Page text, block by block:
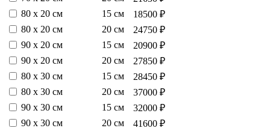
80 х 20 см
15 см
18500 ₽
80 х 20 см
20 см
24750 ₽
90 х 20 см
15 см
20900 ₽
90 х 20 см
20 см
27850 ₽
80 х 30 см
15 см
28450 ₽
80 х 30 см
20 см
37000 ₽
90 х 30 см
15 см
32000 ₽
90 х 30 см
20 см 41600 ₽